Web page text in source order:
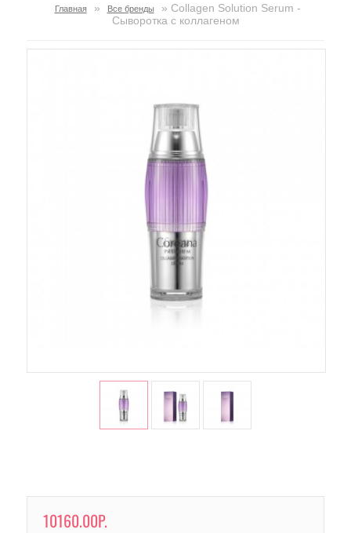
Главная » Все бренды
» Collagen Solution Serum -
Сыворотка с коллагеном
10160.00Р.